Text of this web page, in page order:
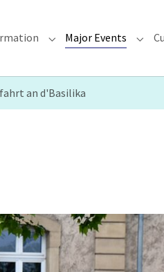
care"
for "Solidarity"
Submenu for
Major Events
an d'Basilika